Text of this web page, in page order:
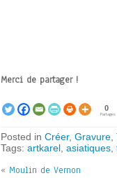
Merci de partager !
0
Partages
Posted in Créer, Gravure,
Tags: artkarel, asiatiques,
« Moulin de Vernon